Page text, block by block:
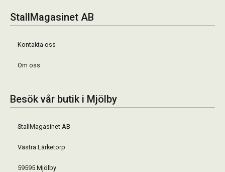
StallMagasinet AB
Kontakta oss
Om oss
Besök vår butik i Mjölby
StallMagasinet AB
Västra Lärketorp
59595 Mjölby